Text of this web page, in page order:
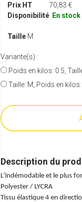
Prix HT
70,83 €
Disponibilité En stock
Taille M
Variante(s) :
Poids en kilos: 0.5,
Taille: M, Poids en
Description du
L'indémodable et le plus
Polyester / LYCRA
Tissu élastique 4 en